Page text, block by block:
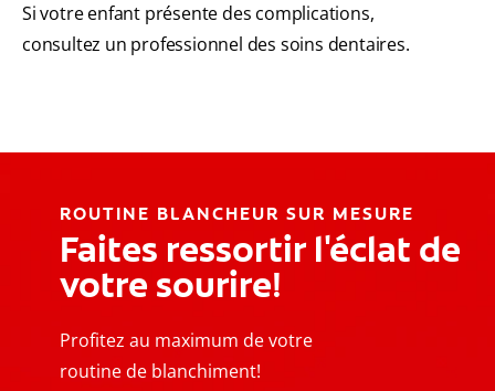
Si votre enfant présente des complications,
consultez un professionnel des soins dentaires.
ROUTINE BLANCHEUR SUR MESURE
Faites ressortir l'éclat de
votre sourire!
Profitez au maximum de votre
routine de blanchiment!